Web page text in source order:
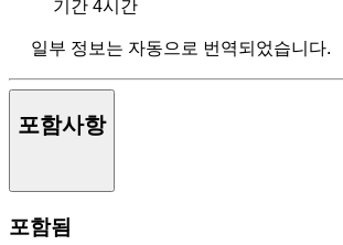
기간 4시간
일부 정보는 자동으로 번역되었습니다.
포함사항
포함됨